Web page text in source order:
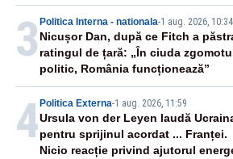
3 Politica Interna - nationala-1 aug. 2026, 10:34
Nicușor Dan, după ce Fitch a
ratingul de țară: „În ciuda
politic, România funcționează”
4 Politica Externa-1 aug. 2026, 11:59
Ursula von der Leyen laudă
pentru sprijinul acordat ... Franței.
Nicio reacție privind ajutorul